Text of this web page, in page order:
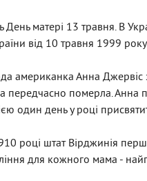
День матері 13 травня. В
від 10 травня 1999
американка Анна
передчасно померла.
один день у році
році штат Вірджинія
для кожного мама -